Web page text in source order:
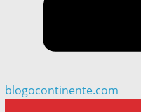
blogocontinente.com